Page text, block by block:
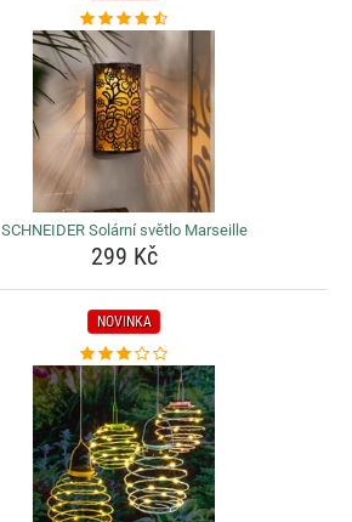
SCHNEIDER Solární světlo Marseille
299 Kč
NOVINKA